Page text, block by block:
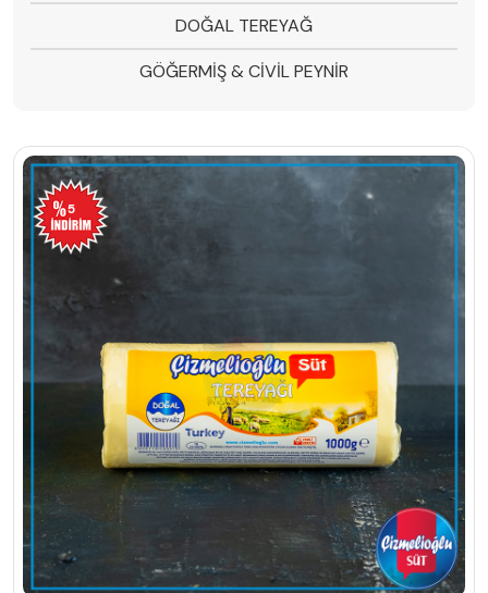
DOĞAL TEREYAĞ
GÖĞERMİŞ & CİVİL PEYNİR
5